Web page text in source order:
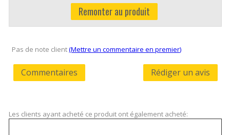
Remonter au produit
Pas de note client(Mettre un commentaire en premier)
Commentaires Rédiger un avis
Les clients ayant acheté ce produit ont également acheté: